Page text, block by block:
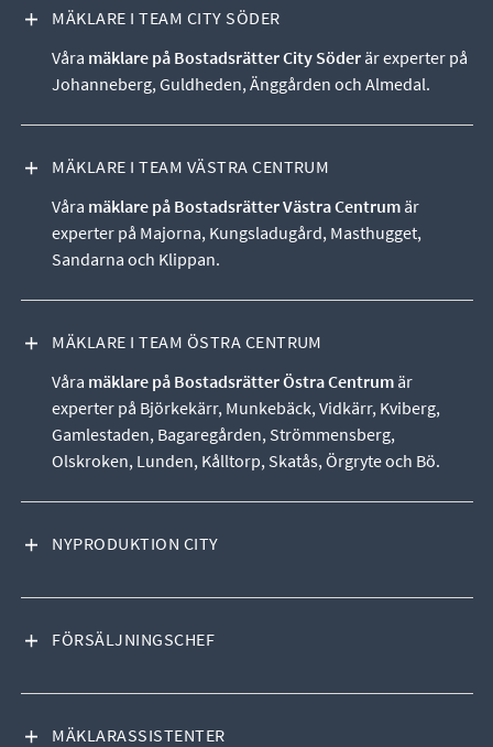
MÄKLARE I TEAM CITY SÖDER
VISA INNEHÅLL
Våra mäklare på Bostadsrätter City Söder är experter på
Johanneberg, Guldheden, Änggården och Almedal.
MÄKLARE I TEAM VÄSTRA CENTRUM
VISA INNEHÅLL
Våra mäklare på Bostadsrätter Västra Centrum är
experter på Majorna, Kungsladugård, Masthugget,
Sandarna och Klippan.
MÄKLARE I TEAM ÖSTRA CENTRUM
VISA INNEHÅLL
Våra mäklare på Bostadsrätter Östra Centrum är
experter på Björkekärr, Munkebäck, Vidkärr, Kviberg,
Gamlestaden, Bagaregården, Strömmensberg,
Olskroken, Lunden, Kålltorp, Skatås, Örgryte och Bö.
NYPRODUKTION CITY
VISA INNEHÅLL
FÖRSÄLJNINGSCHEF
VISA INNEHÅLL
MÄKLARASSISTENTER
VISA INNEHÅLL